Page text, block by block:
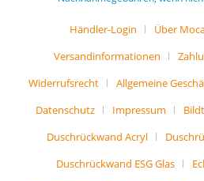
Händler-Login Über
Versandinformationen
Widerrufsrecht
Allgemeine
Datenschutz
Impressum
Duschrückwand Acryl
Duschrückwand ESG Glas